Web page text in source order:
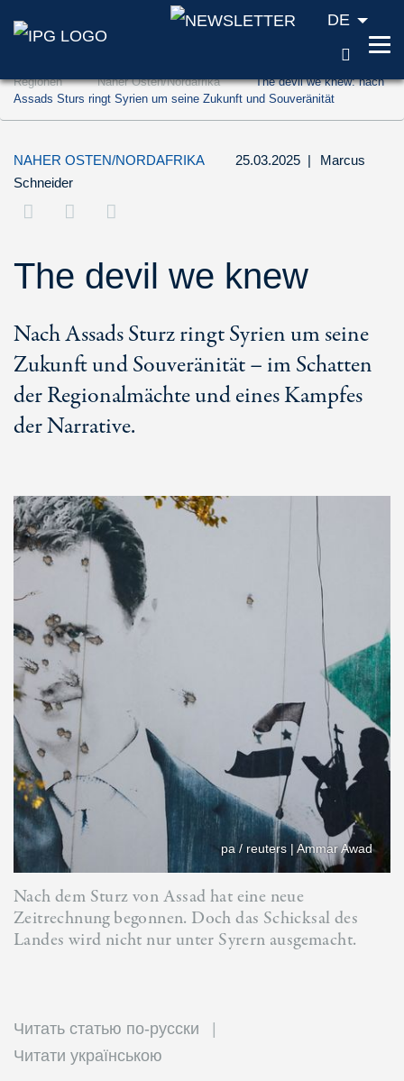
Zum Inhalt springen (Accesskey '1')
Zur Suche springen (Accesskey '2')
DE
Regionen Naher Osten/Nordafrika
The devil we knew: nach
Assads Sturs ringt Syrien um seine Zukunft und Souveränität
NAHER OSTEN/NORDAFRIKA 25.03.2025 |
Marcus
Schneider
The devil we knew
Nach Assads Sturz ringt Syrien um seine
Zukunft und Souveränität – im Schatten
der Regionalmächte und eines Kampfes
der Narrative.
pa / reuters | Ammar Awad
Nach dem Sturz von Assad hat eine neue
Zeitrechnung begonnen. Doch das Schicksal des
Landes wird nicht nur unter Syrern ausgemacht.
Читать статью по-русски
Читати українською